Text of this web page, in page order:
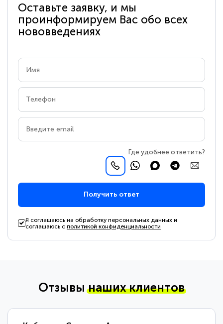
Оставьте заявку, и мы
проинформируем Вас обо всех
нововведениях
Где удобнее ответить?
Получить ответ
Я соглашаюсь на обработку персональных данных и
соглашаюсь сполитикой конфиденциальности
Отзывынаших клиентов